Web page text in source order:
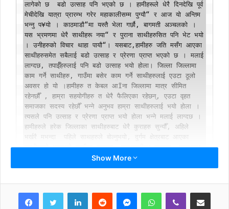
लागेको छ  बडो उत्साह पनि भएको छ । हामीहरूले धेरै दिनदेखि पूर्व
मेचीदेखि यात्रा प्रारम्भ गरेर महाकालीसम्म पुग्यौ“ र आज यो अन्तिम
भन्नु प¥यो । काठमाडौ“मा यस्तै भेला गर्छौ, बागमती अञ्चलको ।
यस भ्रमणमा धेरै साथीहरू नया“ र पुराना साथीहरुसित पनि भेट भयो
। उनीहरुको विचार थाहा पायौ“। यसबाट,हामीहरु जति मसँग आएका
साथीहरुसमेत सबैलाई बडो उत्साह र प्रेरणा प्राप्त भएको छ । मलाई
लाग्दछ, तपाईँहरुलाई पनि बडो उत्साह भयो होला। जिल्ला जिल्लामा
काम गर्ने साथीहरु, गाउँमा बसेर काम गर्ने साथीहरुलाई एउटा ठूलो
अवसर हो यो ।हामीहरु त केबल आÏना जिल्लामा मात्र सीमित
रहेनछौँ , हाम्रा सहयोगीहरु त धेरै फैलिएका रहेछन्, एउटा वृहत
समाजका सदस्य रहेछौँ भन्ने अनुभव हाम्रा साथीहरुलाई भयो होला ।
त्यसले पनि उत्साह र प्रेरणा प्राप्त भयो होला भन्ने मलाई लाग्दछ ।
हामीहरुले हरेक जिल्लाका साथीहरुबाट धेरै कुराहरु सुन्यौँ, अहिले
साथीहरुले भन्नुभयो त्यहाँका समस्या, सुकुम्बासीका समस्या, मजदुरका
समस्याहरु सबैका बारेमा हामीहरुले सुन्यौँ ।
अहिले जो परिस्थिति उत्पन्न भएको छ संविधानको तेस्रो
संशोधनले, त्यसका बारेमा पनि के–कसो गर्नुपर्ने हो,
Show More
LinkedInReddit MessengerWhatsAppViber Share via Email